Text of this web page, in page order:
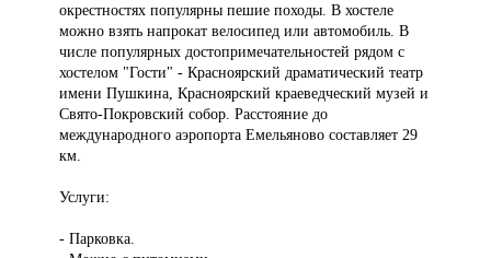
окрестностях популярны пешие походы. В хостеле
можно взять напрокат велосипед или автомобиль. В
числе популярных достопримечательностей рядом с
хостелом "Гости" - Красноярский драматический театр
имени Пушкина, Красноярский краеведческий музей и
Свято-Покровский собор. Расстояние до
международного аэропорта Емельяново составляет 29
км.
Услуги:
- Парковка.